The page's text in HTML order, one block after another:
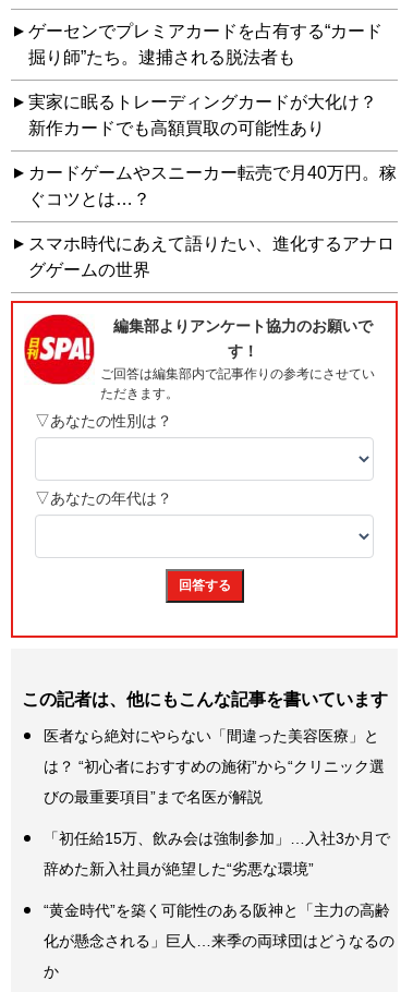
ゲーセンでプレミアカードを占有する“カード
掘り師”たち。逮捕される脱法者も
実家に眠るトレーディングカードが大化け？
新作カードでも高額買取の可能性あり
カードゲームやスニーカー転売で月40万円。稼
ぐコツとは…？
スマホ時代にあえて語りたい、進化するアナロ
グゲームの世界
この記者は、他にもこんな記事を書いています
医者なら絶対にやらない「間違った美容医療」と
は？ “初心者におすすめの施術”から“クリニック選
びの最重要項目”まで名医が解説
「初任給15万、飲み会は強制参加」…入社3か月で
辞めた新入社員が絶望した“劣悪な環境”
“黄金時代”を築く可能性のある阪神と「主力の高齢
化が懸念される」巨人…来季の両球団はどうなるの
か